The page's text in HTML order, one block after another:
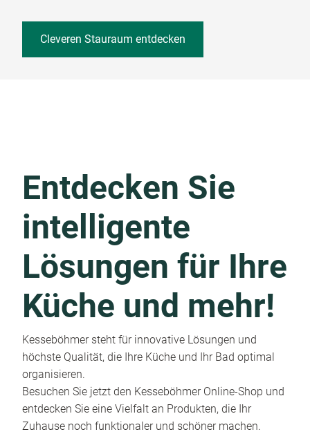
Cleveren Stauraum entdecken
Entdecken Sie
intelligente
Lösungen für Ihre
Küche und mehr!
Kesseböhmer steht für innovative Lösungen und
höchste Qualität, die Ihre Küche und Ihr Bad optimal
organisieren.
Besuchen Sie jetzt den Kesseböhmer Online-Shop und
entdecken Sie eine Vielfalt an Produkten, die Ihr
Zuhause noch funktionaler und schöner machen.